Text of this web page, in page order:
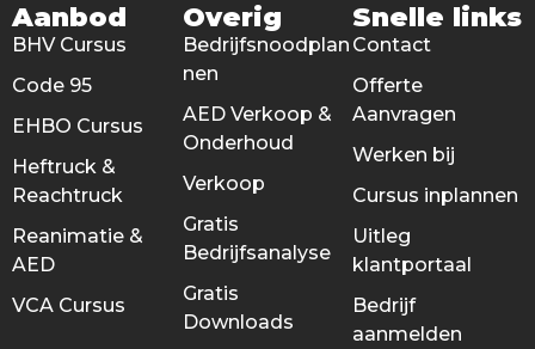
Aanbod
BHV Cursus
Code 95
EHBO Cursus
Heftruck &
Reachtruck
Reanimatie &
AED
VCA Cursus
Overig
Bedrijfsnoodplan
nen
AED Verkoop &
Onderhoud
Verkoop
Gratis
Bedrijfsanalyse
Gratis
Downloads
Snelle links
Contact
Offerte
Aanvragen
Werken bij
Cursus inplannen
Uitleg
klantportaal
Bedrijf
aanmelden